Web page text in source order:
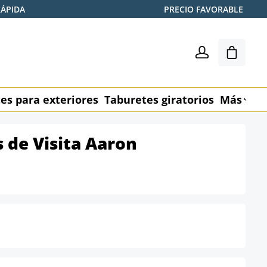
PRECIO FAVORABLE
El
para exteriores Taburetes giratorios Más
de Visita Aaron